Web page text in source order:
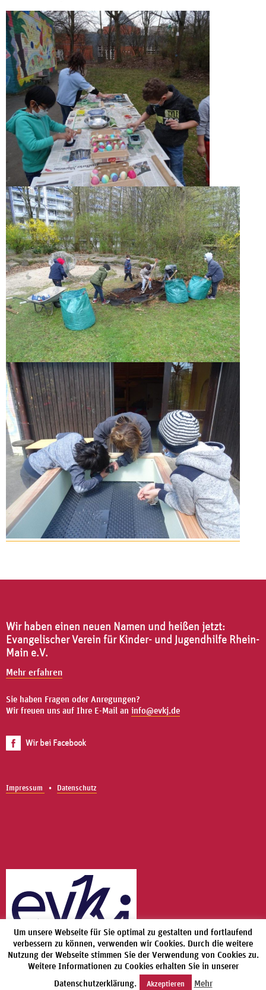
Wir haben einen neuen Namen und heißen jetzt:
Evangelischer Verein für Kinder- und Jugendhilfe Rhein-
Main e.V.
Mehr erfahren
Sie haben Fragen oder Anregungen?
Wir freuen uns auf Ihre E-Mail an info@evkj.de
Wir bei Facebook
Impressum Datenschutz
Um unsere Webseite für Sie optimal zu gestalten und fortlaufend
verbessern zu können, verwenden wir Cookies. Durch die weitere
Nutzung der Webseite stimmen Sie der Verwendung von Cookies zu.
Weitere Informationen zu Cookies erhalten Sie in unserer
Datenschutzerklärung.
Akzeptieren Mehr